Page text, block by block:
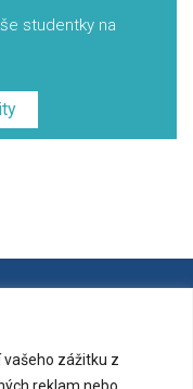
vašeho zážitku z
reklam nebo
studentky na
Smetanova